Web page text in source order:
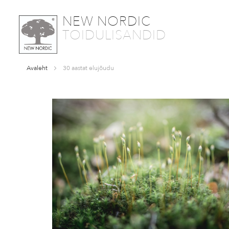
NEW NORDIC
TOIDULISANDID
SKIP
TO
CONTENT
Avaleht 30 aastat elujõudu